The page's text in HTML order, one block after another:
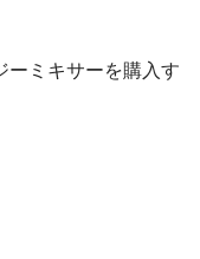
ーミキサーを購入す